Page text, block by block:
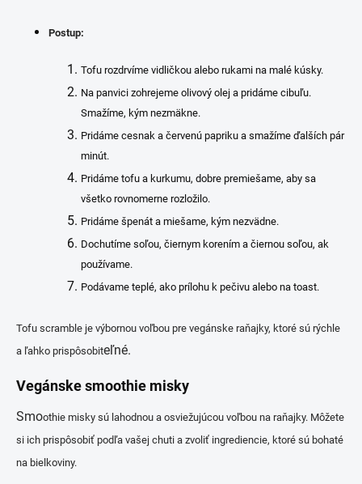
Postup:
Tofu rozdrvíme vidličkou alebo rukami na malé kúsky.
Na panvici zohrejeme olivový olej a pridáme cibuľu.
Smažíme, kým nezmäkne.
Pridáme cesnak a červenú papriku a smažíme ďalších pár
minút.
Pridáme tofu a kurkumu, dobre premiešame, aby sa
všetko rovnomerne rozložilo.
Pridáme špenát a miešame, kým nezvädne.
Dochutíme soľou, čiernym korením a čiernou soľou, ak
používame.
Podávame teplé, ako prílohu k pečivu alebo na toast.
Tofu scramble je výbornou voľbou pre vegánske raňajky, ktoré sú rýchle
a ľahko prispôsobiteľné.
Vegánske smoothie misky
Smoothie misky sú lahodnou a osviežujúcou voľbou na raňajky. Môžete
si ich prispôsobiť podľa vašej chuti a zvoliť ingrediencie, ktoré sú bohaté
na bielkoviny.